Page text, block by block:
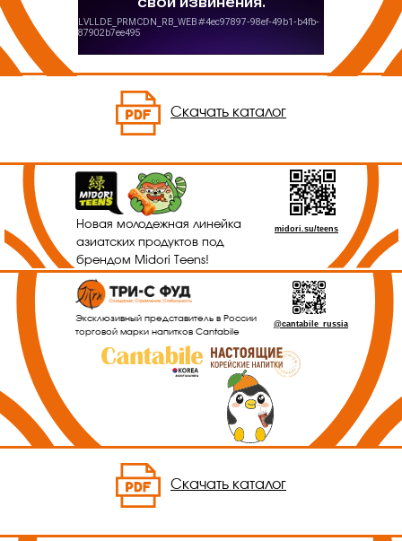
Скачать каталог
Новая молодежная линейка
азиатских продуктов под
брендом Midori Teens!
midori.su/teens
Эксклюзивный представитель в России
торговой марки напитков Cantabile
@cantabile_russia
Скачать каталог